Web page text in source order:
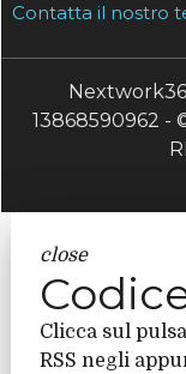
Contatta il nostro
13868590962 -
close
Clicca sul
RSS negli